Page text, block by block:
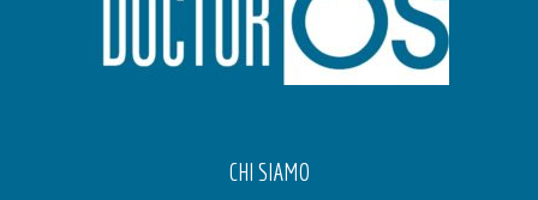
CHI SIAMO